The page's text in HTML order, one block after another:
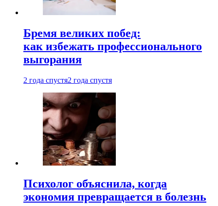
Бремя великих побед:
как избежать профессионального
выгорания
2 года спустя2 года спустя
Психолог объяснила, когда
экономия превращается в болезнь